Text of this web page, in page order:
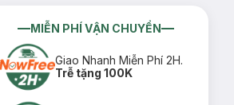
MIỄN PHÍ VẬN CHUYỂN
Giao Nhanh Miễn Phí 2H.
Trễ tặng 100K